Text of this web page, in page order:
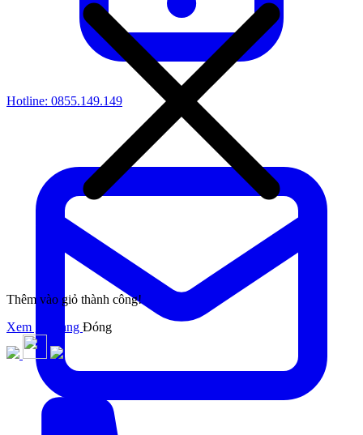
Hotline: 0855.149.149
Thêm vào giỏ thành công!
Xem giỏ hàng Đóng